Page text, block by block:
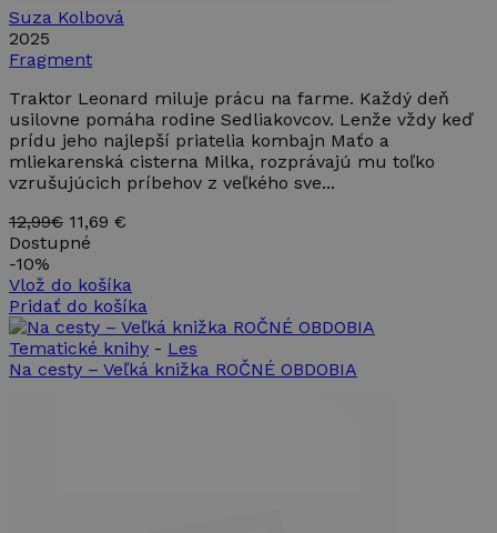
Suza Kolbová
2025
Fragment
Traktor Leonard miluje prácu na farme. Každý deň
usilovne pomáha rodine Sedliakovcov. Lenže vždy keď
prídu jeho najlepší priatelia kombajn Maťo a
mliekarenská cisterna Milka, rozprávajú mu toľko
vzrušujúcich príbehov z veľkého sve...
12,99€ 11,69 €
Dostupné
-10%
Vlož do košíka
Pridať do košíka
Tematické knihy - Les
Na cesty – Veľká knižka ROČNÉ OBDOBIA